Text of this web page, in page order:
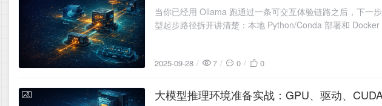
当你已经用 Ollama 跑通过一条可交互体验链路之后，下一
型起步路径拆开讲清楚：本地 Python/Conda 部署和
2025-09-28 7 0 0
2025-09-14
大模型推理环境准备实战：GPU、驱动、